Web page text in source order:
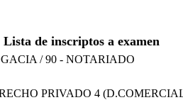
Lista de inscriptos a examen
/ 90 - NOTARIADO
PRIVADO 4